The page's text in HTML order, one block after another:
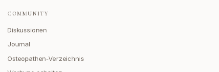
COMMUNITY
Diskussionen
Journal
Osteopathen-Verzeichnis